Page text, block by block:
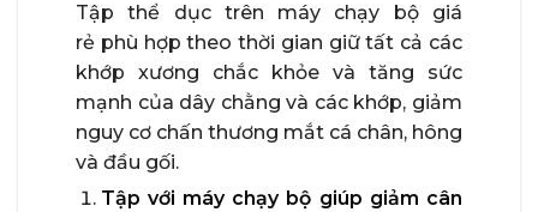
Tập thể dục trên máy chạy bộ giá
rẻ phù hợp theo thời gian giữ tất cả các
khớp xương chắc khỏe và tăng sức
mạnh của dây chằng và các khớp, giảm
nguy cơ chấn thương mắt cá chân, hông
và đầu gối.
Tập với máy chạy bộ giúp giảm cân